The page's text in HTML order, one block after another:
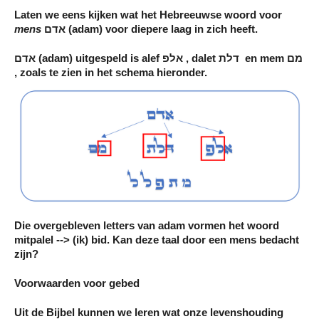
Laten we eens kijken wat het Hebreeuwse woord voor
mens
אדם (adam) voor diepere laag in zich heeft.
אדם (adam) uitgespeld is alef אלפ , dalet דלת en mem מם
, zoals te zien in het schema hieronder.
Die overgebleven letters van adam vormen het woord
mitpalel --> (ik) bid. Kan deze taal door een mens bedacht
zijn?
Voorwaarden voor gebed
Uit de Bijbel kunnen we leren wat onze levenshouding